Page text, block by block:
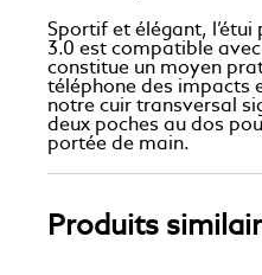
Sportif et élégant,
3.0 est compatible avec
constitue un moyen
téléphone des impacts
notre cuir transversal
deux poches au dos
portée de main.
Produits